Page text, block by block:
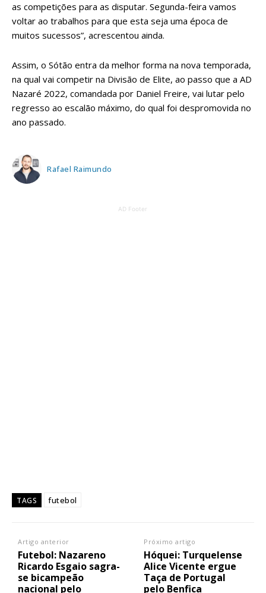
as competições para as disputar. Segunda-feira vamos
voltar ao trabalhos para que esta seja uma época de
muitos sucessos”, acrescentou ainda.
Assim, o Sótão entra da melhor forma na nova temporada,
na qual vai competir na Divisão de Elite, ao passo que a AD
Nazaré 2022, comandada por Daniel Freire, vai lutar pelo
regresso ao escalão máximo, do qual foi despromovida no
ano passado.
Rafael Raimundo
AD Footer
TAGS futebol
Artigo anterior
Futebol: Nazareno
Ricardo Esgaio sagra-
se bicampeão
nacional pelo
Próximo artigo
Hóquei: Turquelense
Alice Vicente ergue
Taça de Portugal
pelo Benfica